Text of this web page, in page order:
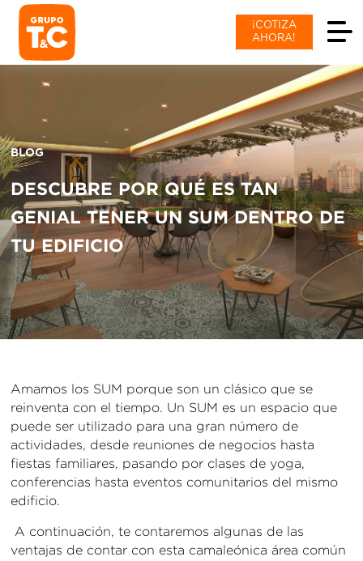
¡COTIZA
AHORA!
BLOG
DESCUBRE POR QUÉ ES TAN
GENIAL TENER UN SUM DENTRO DE
TU EDIFICIO
Amamos los SUM porque son un clásico que se
reinventa con el tiempo. Un SUM es un espacio que
puede ser utilizado para una gran número de
actividades, desde reuniones de negocios hasta
fiestas familiares, pasando por clases de yoga,
conferencias hasta eventos comunitarios del mismo
edificio.
A continuación, te contaremos algunas de las
ventajas de contar con esta camaleónica área común